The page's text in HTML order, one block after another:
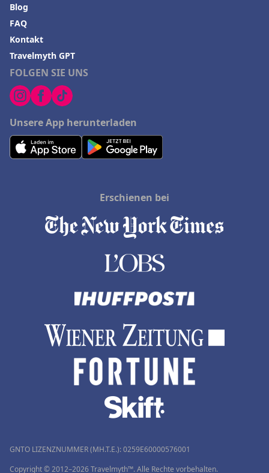
FOLGEN SIE UNS
Unsere App herunterladen
Blog
FAQ
Kontakt
Travelmyth GPT
Erschienen bei
GNTO LIZENZNUMMER (MH.T.E.): 0259Ε60000576001
Copyright © 2012–2026 Travelmyth™. Alle Rechte vorbehalten.